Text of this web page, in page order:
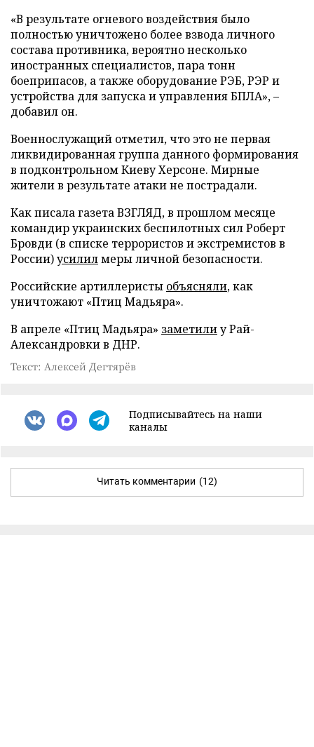
«В результате огневого воздействия было
полностью уничтожено более взвода личного
состава противника, вероятно несколько
иностранных специалистов, пара тонн
боеприпасов, а также оборудование РЭБ, РЭР и
устройства для запуска и управления БПЛА», –
добавил он.
Военнослужащий отметил, что это не первая
ликвидированная группа данного формирования
в подконтрольном Киеву Херсоне. Мирные
жители в результате атаки не пострадали.
Как писала газета ВЗГЛЯД, в прошлом месяце
командир украинских беспилотных сил Роберт
Бровди (в списке террористов и экстремистов в
России)усилилмеры личной безопасности.
Российские артиллеристы объясняли, как
уничтожают «Птиц Мадьяра».
В апреле «Птиц Мадьяра» заметилиу Рай-
Александровки в ДНР.
Текст: Алексей Дегтярёв
Подписывайтесь на наши
каналы
Читать комментарии (12)